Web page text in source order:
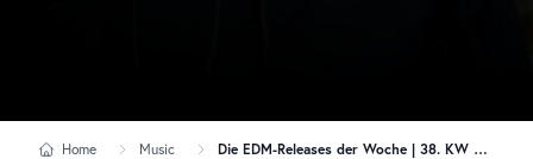
Home Music Die EDM-Releases der Woche | 38. KW 2024